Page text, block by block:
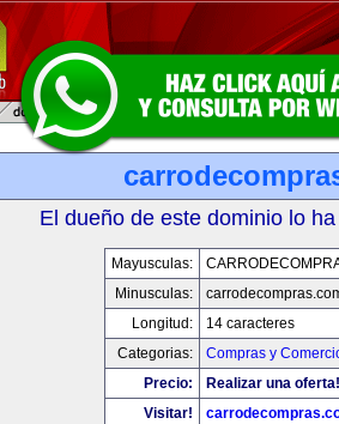
El dueño de este dominio lo
Mayusculas:
Minusculas:
Longitud:
14 caracteres
Categorias:
Compras y
Precio:
Realizar una oferta!
Visitar!